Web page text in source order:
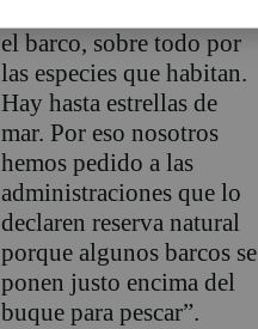
el barco, sobre todo por
las especies que habitan.
Hay hasta estrellas de
mar. Por eso nosotros
hemos pedido a las
administraciones que lo
declaren reserva natural
porque algunos barcos se
ponen justo encima del
buque para pescar”.